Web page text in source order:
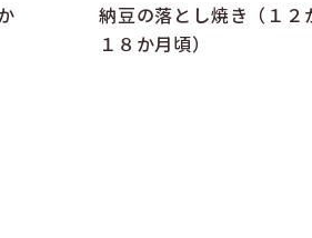
納豆の落とし焼き（１２
１８か月頃）